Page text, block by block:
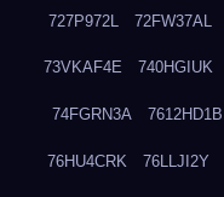
727P972L 72FW37AL
73VKAF4E 740HGIUK
74FGRN3A 7612HD1B
76HU4CRK 76LLJI2Y